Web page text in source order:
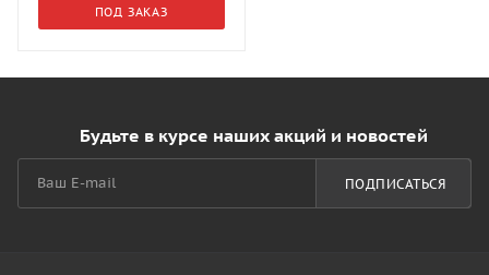
ПОД ЗАКАЗ
Будьте в курсе наших акций и новостей
ПОДПИСАТЬСЯ